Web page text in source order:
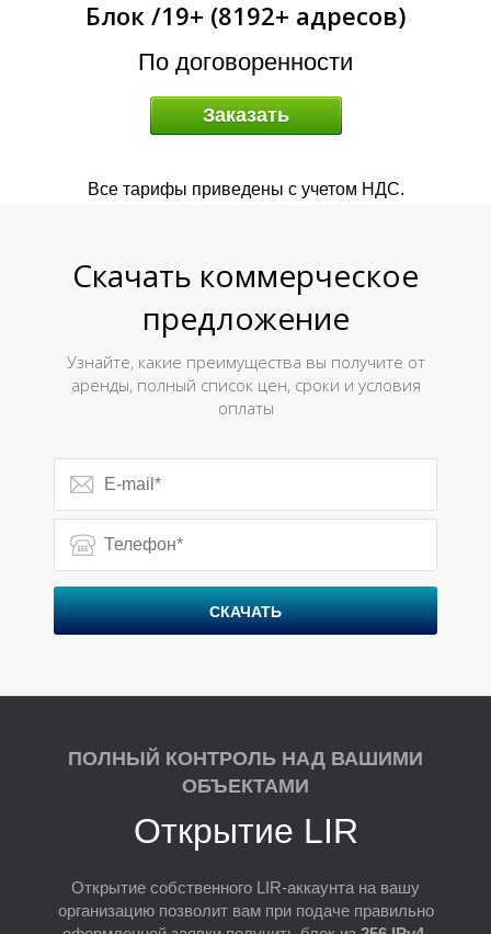
А
Р
Блок /19+ (8192+ адресов)
По договоренности
Заказать
Все тарифы приведены с учетом НДС.
Скачать коммерческое
предложение
Узнайте, какие преимущества вы получите от
аренды, полный список цен, сроки и условия
оплаты
СКАЧАТЬ
ПОЛНЫЙ КОНТРОЛЬ НАД ВАШИМИ
ОБЪЕКТАМИ
Открытие LIR
Открытие собственного LIR-аккаунта на вашу
организацию позволит вам при подаче правильно